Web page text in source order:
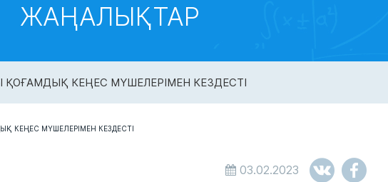
ЖАҢАЛЫҚТАР
ҚОҒАМДЫҚ КЕҢЕС МҮШЕЛЕРІМЕН КЕЗДЕСТІ
03.02.2023